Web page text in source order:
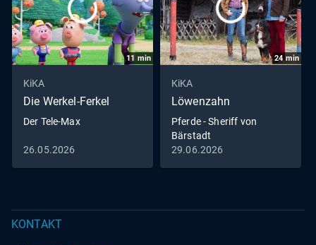
11 min
KiKA
Die Werkel-Ferkel
Der Tele-Max
26.05.2026
24 min
KiKA
Löwenzahn
Pferde - Sheriff von
Bärstadt
29.06.2026
KONTAKT